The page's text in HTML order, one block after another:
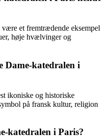
et fremtrædende eksempel
høje hvælvinger og
Dame-katedralen i
ikoniske og historiske
på fransk kultur, religion
katedralen i Paris?